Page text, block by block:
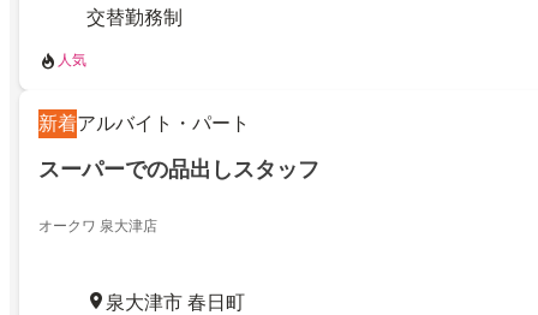
交替勤務制
人気
新着アルバイト・パート
スーパーでの品出しスタッフ
オークワ 泉大津店
泉大津市 春日町